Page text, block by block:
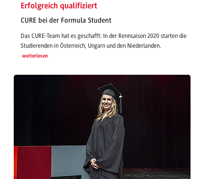
Erfolgreich qualifiziert
CURE bei der Formula Student
Das CURE-Team hat es geschafft: In der Rennsaison 2020 starten die
Studierenden in Österreich, Ungarn und den Niederlanden.
weiterlesen